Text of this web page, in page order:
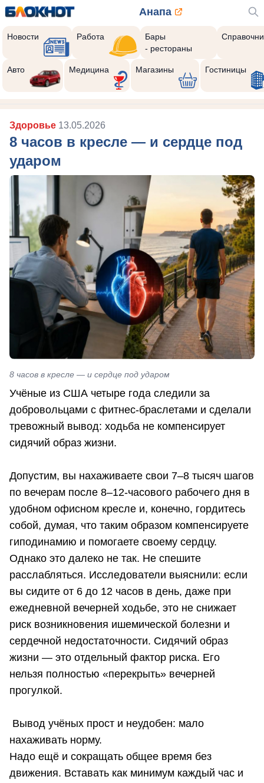
Анапа
Новости Работа
Бары
- рестораны
Авто Медицина Магазины Гостиницы
Здоровье 13.05.2026
8 часов в кресле — и сердце под
ударом
8 часов в кресле — и сердце под ударом
Учёные из США четыре года следили за
добровольцами с фитнес-браслетами и сделали
тревожный вывод: ходьба не компенсирует
сидячий образ жизни.
Допустим, вы нахаживаете свои 7–8 тысяч шагов
по вечерам после 8–12-часового рабочего дня в
удобном офисном кресле и, конечно, гордитесь
собой, думая, что таким образом компенсируете
гиподинамию и помогаете своему сердцу.
Однако это далеко не так. Не спешите
расслабляться. Исследователи выяснили: если
вы сидите от 6 до 12 часов в день, даже при
ежедневной вечерней ходьбе, это не снижает
риск возникновения ишемической болезни и
сердечной недостаточности. Сидячий образ
жизни — это отдельный фактор риска. Его
нельзя полностью «перекрыть» вечерней
прогулкой.
Вывод учёных прост и неудобен: мало
нахаживать норму.
Надо ещё и сокращать общее время без
движения. Вставать как минимум каждый час и